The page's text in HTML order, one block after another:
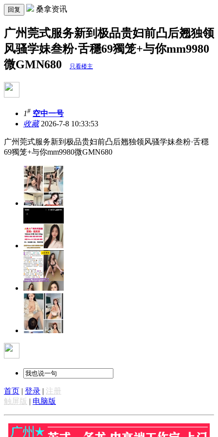
回复 桑拿资讯
广州莞式服务新到极品贵妇前凸后翘独领
风骚学妹叁粉·舌穩69獨笼+与你mm9980
微GMN680
只看楼主
1# 空中一号
收藏2026-7-8 10:33:53
广州莞式服务新到极品贵妇前凸后翘独领风骚学妹叁粉·舌穩
69獨笼+与你mm9980微GMN680
首页 | 登录 | 注册
触屏版 | 电脑版